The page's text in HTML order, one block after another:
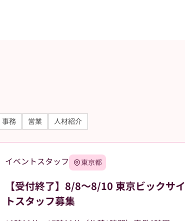
事務 営業 人材紹介
イベントスタッフ 東京都
【受付終了】8/8～8/10 東京ビックサイ
トスタッフ募集